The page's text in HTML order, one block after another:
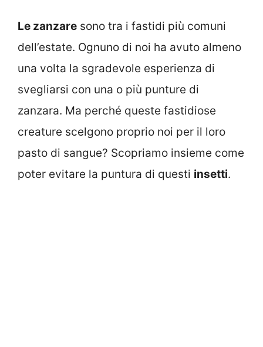
Le zanzare sono tra i fastidi più comuni
dell’estate. Ognuno di noi ha avuto almeno
una volta la sgradevole esperienza di
svegliarsi con una o più punture di
zanzara. Ma perché queste fastidiose
creature scelgono proprio noi per il loro
pasto di sangue? Scopriamo insieme come
poter evitare la puntura di questi insetti.